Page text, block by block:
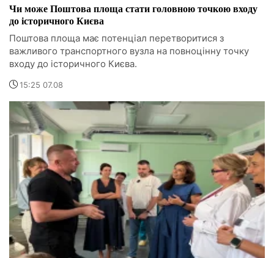
Чи може Поштова площа стати головною точкою входу
до історичного Києва
Поштова площа має потенціал перетворитися з
важливого транспортного вузла на повноцінну точку
входу до історичного Києва.
15:25 07.08